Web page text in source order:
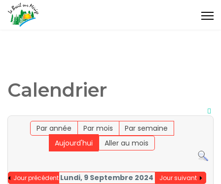
Calendrier
Par année Par mois
Par semaine
Aujourd'hui
Aller au mois
Jour précédent Lundi, 9 Septembre 2024 Jour suivant